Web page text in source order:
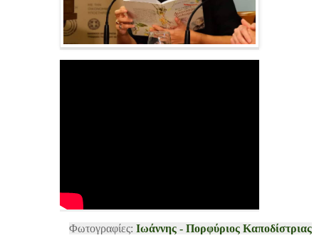
Φωτογραφίες: Ιωάννης - Πορφύριος Καποδίστριας